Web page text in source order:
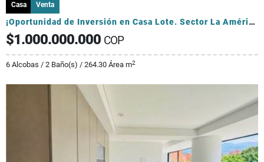
Casa Venta
¡Oportunidad de Inversión en Casa Lote. Sector La América!
$1.000.000.000 COP
6 Alcobas / 2 Baño(s) / 264.30 Área m2